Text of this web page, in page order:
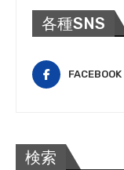
各種SNS
FACEBOOK
検索